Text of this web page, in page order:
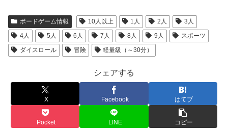
ボードゲーム情報 10人以上 1人 2人
3人
4人
5人 6人 7人 8人 9人
スポーツ
ダイスロール
冒険 軽量級（～30分）
シェアする
X Facebook はてブ
Pocket LINE コピー